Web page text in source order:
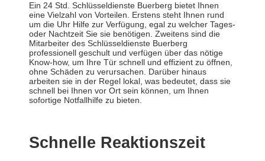
Ein 24 Std. Schlüsseldienste Buerberg bietet Ihnen
eine Vielzahl von Vorteilen. Erstens steht Ihnen rund
um die Uhr Hilfe zur Verfügung, egal zu welcher Tages-
oder Nachtzeit Sie sie benötigen. Zweitens sind die
Mitarbeiter des Schlüsseldienste Buerberg
professionell geschult und verfügen über das nötige
Know-how, um Ihre Tür schnell und effizient zu öffnen,
ohne Schäden zu verursachen. Darüber hinaus
arbeiten sie in der Regel lokal, was bedeutet, dass sie
schnell bei Ihnen vor Ort sein können, um Ihnen
sofortige Notfallhilfe zu bieten.
Schnelle Reaktionszeit